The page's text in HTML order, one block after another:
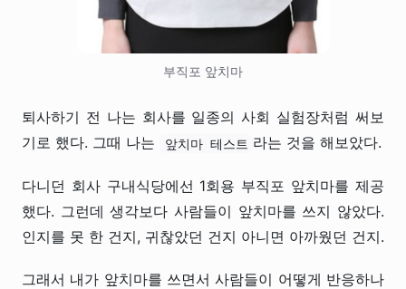
부직포 앞치마
퇴사하기 전 나는 회사를 일종의 사회 실험장처럼 써보
기로 했다. 그때 나는
앞치마 테스트 라는 것을 해보았다.
다니던 회사 구내식당에선 1회용 부직포 앞치마를 제공
했다. 그런데 생각보다 사람들이 앞치마를 쓰지 않았다.
인지를 못 한 건지, 귀찮았던 건지 아니면 아까웠던 건지.
그래서 내가 앞치마를 쓰면서 사람들이 어떻게 반응하나